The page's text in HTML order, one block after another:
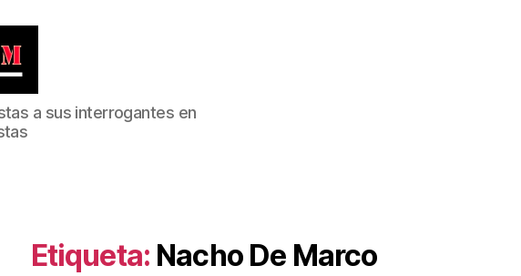
a sus interrogantes en
Etiqueta: Nacho De Marco